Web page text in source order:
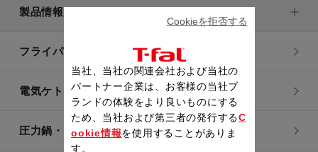
製品情報
フライパン・鍋
電気ケトル
圧力鍋・電気圧力鍋
当社、当社の関連会社および当社の
パートナー企業は、お客様の当社ブ
ランドの体験をより良いものにする
ため、当社および第三者の発行するC
ookie情報を使用することがありま
す。
Cookieを拒否する